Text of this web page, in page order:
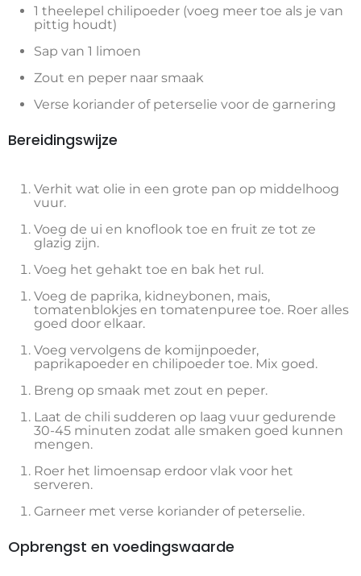
1 theelepel chilipoeder (voeg meer toe als je van
pittig houdt)
Sap van 1 limoen
Zout en peper naar smaak
Verse koriander of peterselie voor de garnering
Bereidingswijze
Verhit wat olie in een grote pan op middelhoog
vuur.
Voeg de ui en knoflook toe en fruit ze tot ze
glazig zijn.
Voeg het gehakt toe en bak het rul.
Voeg de paprika, kidneybonen, mais,
tomatenblokjes en tomatenpuree toe. Roer alles
goed door elkaar.
Voeg vervolgens de komijnpoeder,
paprikapoeder en chilipoeder toe. Mix goed.
Breng op smaak met zout en peper.
Laat de chili sudderen op laag vuur gedurende
30-45 minuten zodat alle smaken goed kunnen
mengen.
Roer het limoensap erdoor vlak voor het
serveren.
Garneer met verse koriander of peterselie.
Opbrengst en voedingswaarde